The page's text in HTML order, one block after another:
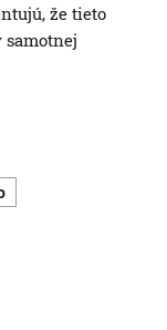
že tieto